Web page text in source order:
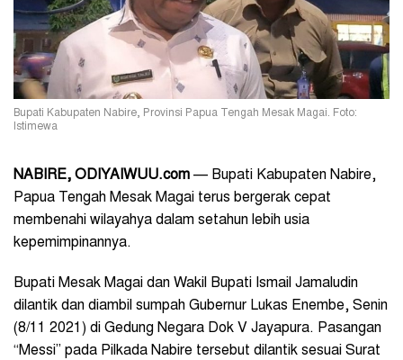
Bupati Kabupaten Nabire, Provinsi Papua Tengah Mesak Magai. Foto:
Istimewa
NABIRE, ODIYAIWUU.com — Bupati Kabupaten Nabire,
Papua Tengah Mesak Magai terus bergerak cepat
membenahi wilayahya dalam setahun lebih usia
kepemimpinannya.
Bupati Mesak Magai dan Wakil Bupati Ismail Jamaludin
dilantik dan diambil sumpah Gubernur Lukas Enembe, Senin
(8/11 2021) di Gedung Negara Dok V Jayapura. Pasangan
“Messi” pada Pilkada Nabire tersebut dilantik sesuai Surat